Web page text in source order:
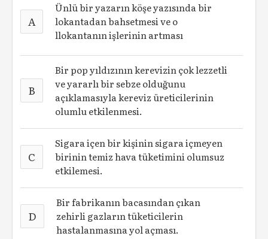
A
Ünlü bir yazarın köşe yazısında bir
lokantadan bahsetmesi ve o
llokantanın işlerinin artması
B
Bir pop yıldızının kerevizin çok lezzetli
ve yararlı bir sebze olduğunu
açıklamasıyla kereviz üreticilerinin
olumlu etkilenmesi.
C
Sigara içen bir kişinin sigara içmeyen
birinin temiz hava tüketimini olumsuz
etkilemesi.
D
Bir fabrikanın bacasından çıkan
zehirli gazların tüketicilerin
hastalanmasına yol açması.